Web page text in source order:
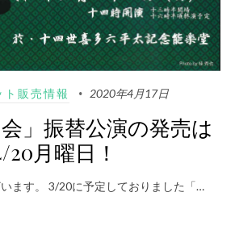
ト販売情報 2020年4月17日
会」振替公演の発売は
20月曜日！
ます。 3/20に予定しておりました「…